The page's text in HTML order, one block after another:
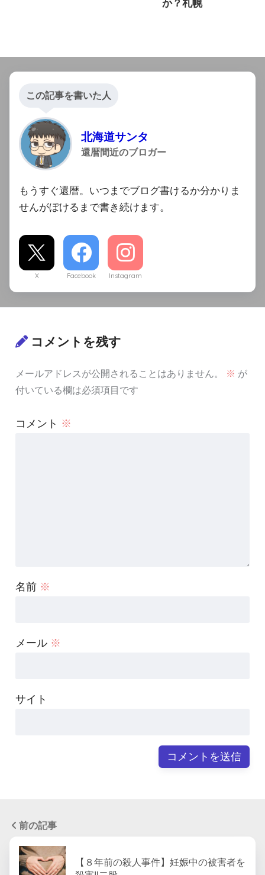
か？札幌
この記事を書いた人
北海道サンタ
還暦間近のブロガー
もうすぐ還暦。いつまでブログ書けるか分かりま
せんがぼけるまで書き続けます。
X Facebook Instagram
コメントを残す
メールアドレスが公開されることはありません。 ※ が
付いている欄は必須項目です
コメント ※
名前 ※
メール ※
サイト
前の記事
【８年前の殺人事件】妊娠中の被害者を